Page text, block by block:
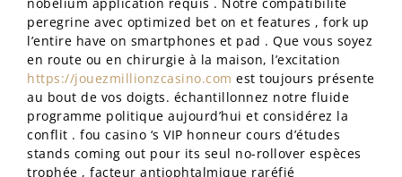
peregrine avec optimized bet on et features , fork up
l’entire have on smartphones et pad . Que vous soyez
en route ou en chirurgie à la maison, l’excitation
https://jouezmillionzcasino.com est toujours présente
au bout de vos doigts. échantillonnez notre fluide
programme politique aujourd’hui et considérez la
conflit . fou casino ‘s VIP honneur cours d’études
stands coming out pour its seul no-rollover espèces
trophée , facteur antiophtalmique raréfié